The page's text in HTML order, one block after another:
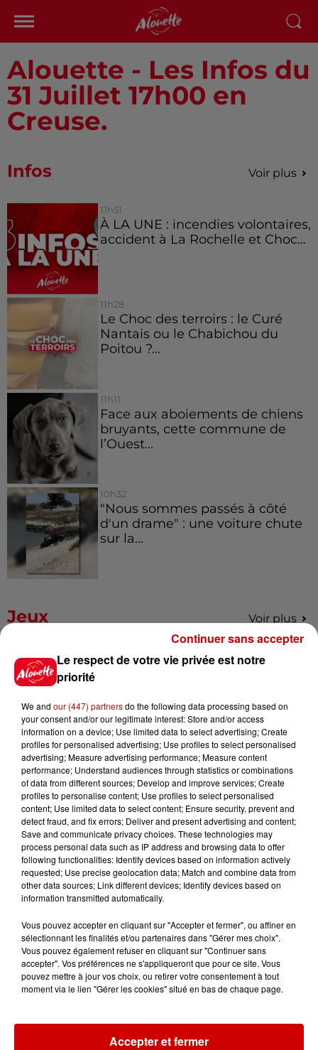
Alouette - Les Infos du
31 Juillet 17h00 en
Creuse.
Infos Voir plus
11h51
À LA UNE : incendies volontaires,
accident à La Rochelle et Choc...
11h28
Le Choc des terroirs : le Curé
Nantais ou le Chabichou du
Poitou ?...
11h11
Face aux aboiements de chiens
bruyants, cette commune de
l’Ouest...
10h32
"Nous sommes passés à côté
d'un drame" : une voiture chute
sur la...
Jeux Voir plus
Gagnez vos places pour
l'événement Ride the Show à
Gagnez vos places pour le
festival Marché Gourmand 2026
à Coulon !
Le Duel - Gagnez vos entrées
pour le parc animalier de votre
choix !
Destination Vacances - Gagnez
votre séjour en famille au cœur
de la...
Le respect de votre vie privée est notre
priorité
We and our (447) partnersdo the following data processing based on
your consent and/or our legitimate interest: Store and/or access
information on a device; Use limited data to select advertising; Create
profiles for personalised advertising; Use profiles to select personalised
advertising; Measure advertising performance; Measure content
performance; Understand audiences through statistics or combinations
of data from different sources; Develop and improve services; Create
profiles to personalise content; Use profiles to select personalised
content; Use limited data to select content; Ensure security, prevent and
detect fraud, and fix errors; Deliver and present advertising and content;
Save and communicate privacy choices. These technologies may
process personal data such as IP address and browsing data to offer
following functionalities: Identify devices based on information actively
requested; Use precise geolocation data; Match and combine data from
other data sources; Link different devices; Identify devices based on
information transmitted automatically.
Vous pouvez accepter en cliquant sur "Accepter et fermer", ou affiner en
sélectionnant les finalités et/ou partenaires dans "Gérer mes choix".
Vous pouvez également refuser en cliquant sur "Continuer sans
accepter". Vos préférences ne s'appliqueront que pour ce site. Vous
pouvez mettre à jour vos choix, ou retirer votre consentement à tout
moment via le lien "Gérer les cookies" situé en bas de chaque page.
Accepter et fermer
Continuer sans accepter